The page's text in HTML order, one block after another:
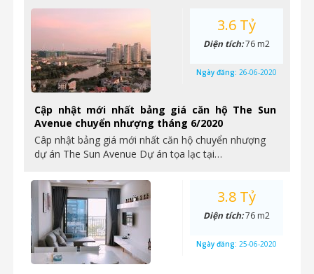
Cập nhật mới nhất bảng giá căn hộ The Sun
Avenue chuyển nhượng tháng 6/2020
Câp nhật bảng giá mới nhất căn hộ chuyển nhượng
dự án The Sun Avenue Dự án tọa lạc tại…
3.6 Tỷ
Diện tích:76 m2
Ngày đăng: 26-06-2020
3.8 Tỷ
Diện tích:76 m2
Ngày đăng: 25-06-2020